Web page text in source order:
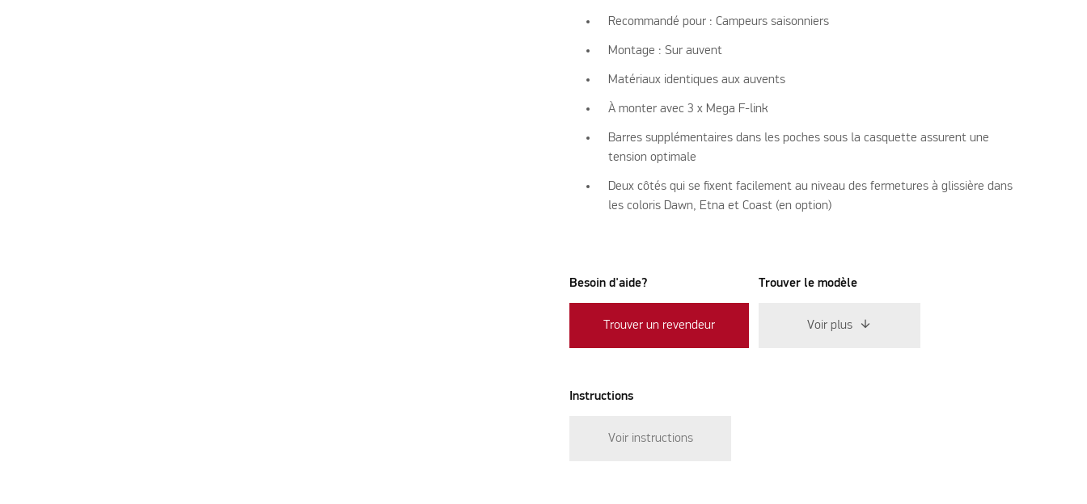
Recommandé pour : Campeurs saisonniers
Montage : Sur auvent
Matériaux identiques aux auvents
À monter avec 3 x Mega F-link
Barres supplémentaires dans les poches sous la casquette assurent une
tension optimale
Deux côtés qui se fixent facilement au niveau des fermetures à glissière dans
les coloris Dawn, Etna et Coast (en option)
Besoin d'aide?
Trouver un revendeur
Trouver le modèle
Voir plus
Instructions
Voir instructions